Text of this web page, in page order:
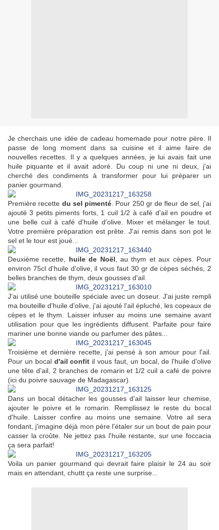
Je cherchais une idée de cadeau homemade pour notre père. Il
passe de long moment dans sa cuisine et il aime faire de
nouvelles recettes. Il y a quelques années, je lui avais fait une
huile piquante et il avait adoré. Du coup ni une ni deux, j'ai
cherché des condiments à transformer pour lui préparer un
panier gourmand.
Première recette du sel pimenté . Pour 250 gr de fleur de sel, j'ai
ajouté 3 petits piments forts, 1 cuil 1/2 à café d'ail en poudre et
une belle cuil à café d'huile d'olive. Mixer et mélanger le tout.
Votre première préparation est prête. J'ai remis dans son pot le
sel et le tour est joué...
Deuxième recette, huile de Noël , au thym et aux cèpes. Pour
environ 75cl d'huile d'olive, il vous faut 30 gr de cèpes séchés, 2
belles branches de thym, deux gousses d'ail.
J'ai utilisé une bouteille spéciale avec un doseur. J'ai juste rempli
ma bouteille d'huile d'olive, j'ai ajouté l'ail épluché, les copeaux de
cèpes et le thym. Laisser infuser au moins une semaine avant
utilisation pour que les ingrédients diffusent. Parfaite pour faire
mariner une bonne viande ou parfumer des pâtes...
Troisième et dernière recette, j'ai pensé à son amour pour l'ail.
Pour un bocal d'ail confit il vous faut, un bocal, de l'huile d'olive
une tête d'ail, 2 branches de romarin et 1/2 cuil a café de poivre
(ici du poivre sauvage de Madagascar).
Dans un bocal détacher les gousses d'ail laisser leur chemise,
ajouter le poivre et le romarin. Remplissez le reste du bocal
d'huile. Laisser confire au moins une semaine. Votre ail sera
fondant, j'imagine déjà mon père l'étaler sur un bout de pain pour
casser la croûte. Ne jettez pas l'huile restante, sur une foccacia
ça sera parfait!
Voila un panier gourmand qui devrait faire plaisir le 24 au soir
mais en attendant, chuttt ça reste une surprise...